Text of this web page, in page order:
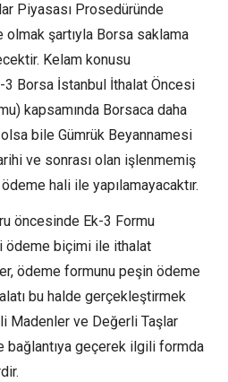
Piyasası Prosedüründe
şartıyla Borsa saklama
Kelam konusu
Borsa İstanbul İthalat Öncesi
kapsamında Borsaca daha
bile Gümrük Beyannamesi
ve sonrası olan işlenmemiş
hali ile yapılamayacaktır.
öncesinde Ek-3 Formu
ödeme biçimi ile ithalat
ödeme formunu peşin ödeme
bu halde gerçekleştirmek
Madenler ve Değerli Taşlar
bağlantıya geçerek ilgili formda